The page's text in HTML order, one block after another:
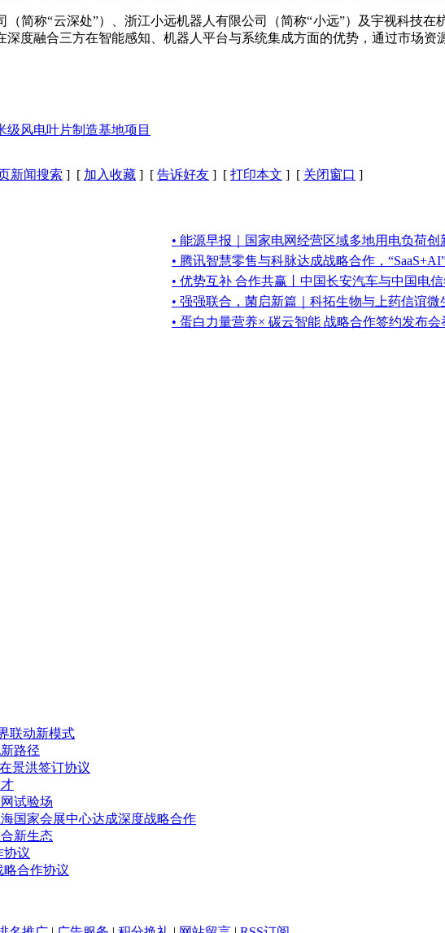
简称“云深处”）、浙江小远机器人有限公司（简称“小远”）及宇视科技
度融合三方在智能感知、机器人平台与系统集成方面的优势，通过市场
级风电叶片制造基地项目
新闻搜索 ] [ 加入收藏 ] [ 告诉好友 ] [ 打印本文 ] [ 关闭窗口 ]
• 能源早报｜国家电网经营区域多地用电负荷创
• 腾讯智慧零售与科脉达成战略合作，
• 优势互补 合作共赢丨中国长安汽车与中国电
• 强强联合，菌启新篇｜科拓生物与上药信谊微
• 蛋白力量营养× 碳云智能 战略合作签约发布会
联动新模式
路径
景洪签订协议
试验场
国家会展中心达成深度战略合作
新生态
协议
合作协议